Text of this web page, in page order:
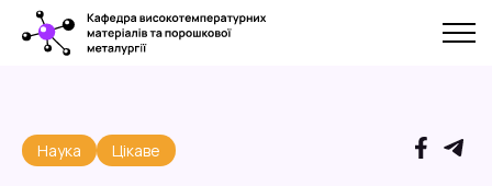
Наука Цікаве